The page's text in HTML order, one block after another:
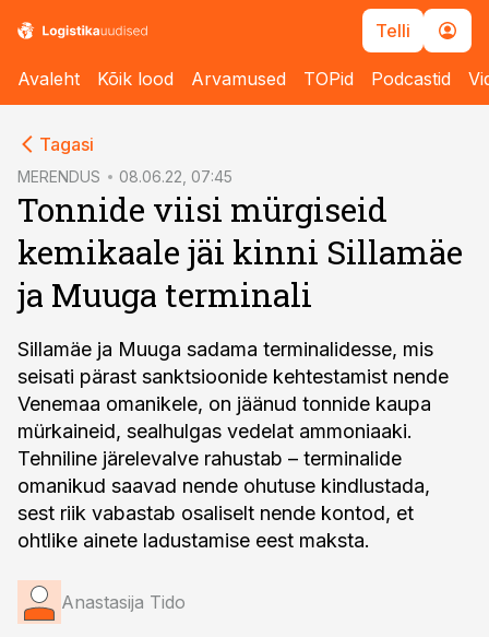
Telli
Avaleht Kõik lood Arvamused TOPid Podcastid
Tagasi
MERENDUS 08.06.22, 07:45
Tonnide viisi mürgiseid
kemikaale jäi kinni Sillamäe
ja Muuga terminali
Sillamäe ja Muuga sadama terminalidesse, mis
seisati pärast sanktsioonide kehtestamist nende
Venemaa omanikele, on jäänud tonnide kaupa
mürkaineid, sealhulgas vedelat ammoniaaki.
Tehniline järelevalve rahustab – terminalide
omanikud saavad nende ohutuse kindlustada,
sest riik vabastab osaliselt nende kontod, et
ohtlike ainete ladustamise eest maksta.
Anastasija Tido